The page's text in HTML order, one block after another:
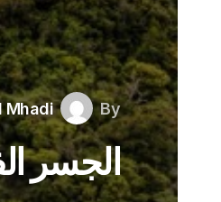
By
Mhadi
الجسر